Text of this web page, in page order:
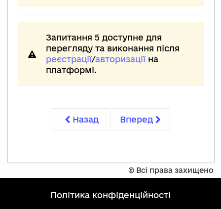
Запитання 5 доступне для
перегляду та виконання після
реєстрації/авторизаціїна
платформі.
Назад Вперед
© Всі права захищено
політика конфіденційності